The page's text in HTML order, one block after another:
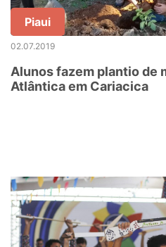
Piaui
02.07.2019
Alunos fazem plantio de
Atlântica em Cariacica